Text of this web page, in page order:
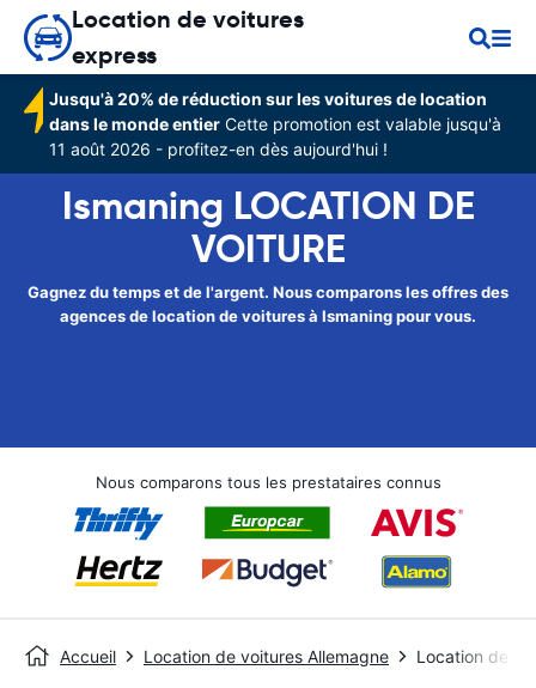
Location de voitures
express
Jusqu'à 20% de réduction sur les voitures de location
dans le monde entier Cette promotion est valable jusqu'à
11 août 2026 - profitez-en dès aujourd'hui !
Ismaning LOCATION DE
VOITURE
Gagnez du temps et de l'argent. Nous comparons les offres des
agences de location de voitures à Ismaning pour vous.
Nous comparons tous les prestataires connus
Accueil Location de voitures Allemagne Location de